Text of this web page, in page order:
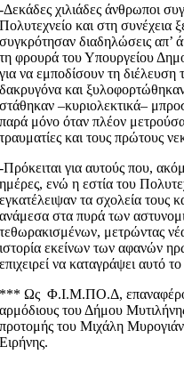
-Δεκάδες χιλιάδες άνθρωποι
Πολυτεχνείο και στη συνέχεια
συγκρότησαν διαδηλώσεις απ’
τη φρουρά του Υπουργείου
για να εμποδίσουν τη
δακρυγόνα και
στάθηκαν –κυριολεκτικά–
παρά μόνο όταν πλέον
τραυματίες και τους πρώτους
-Πρόκειται για αυτούς που,
ημέρες, ενώ η εστία του
εγκατέλειψαν τα σχολεία τους
ανάμεσα στα πυρά των
τεθωρακισμένων, μετρώντας
ιστορία εκείνων των αφανών
επιχειρεί να καταγράψει αυτό το
*** Ως Φ.Ι.Μ.ΠΟ.Δ,
αρμόδιους του Δήμου
προτομής του Μιχάλη
Ειρήνης.